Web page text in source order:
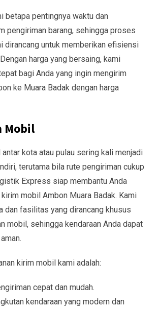
betapa pentingnya waktu dan
pengiriman barang, sehingga proses
dirancang untuk memberikan efisiensi
harga yang bersaing, kami
bagi Anda yang ingin mengirim
ke Muara Badak dengan harga
Mobil
kota atau pulau sering kali menjadi
terutama bila rute pengiriman cukup
Express siap membantu Anda
mobil Ambon Muara Badak. Kami
dan fasilitas yang dirancang khusus
mobil, sehingga kendaraan Anda dapat
kirim mobil kami adalah:
cepat dan mudah.
kendaraan yang modern dan